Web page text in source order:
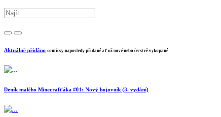
Aktuálně přidáno comicsy naposledy přidané ať už nové nebo čerstvě vykopané
Deník malého Minecrafťáka #01: Nový bojovník (3. vydání)